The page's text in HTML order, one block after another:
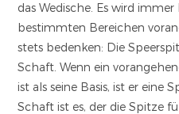
das Wedische. Es wird
bestimmten Bereichen
stets bedenken: Die
Schaft. Wenn ein
ist als seine Basis, ist er eine
Schaft ist es, der die Spitze